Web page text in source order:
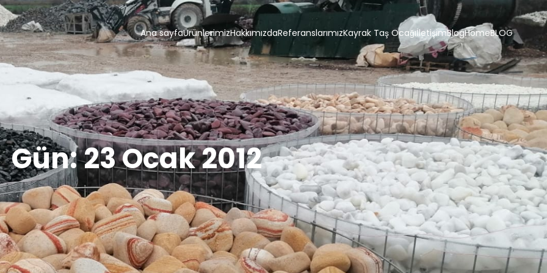
Ana sayfaÜrünlerimizHakkımızdaReferanslarımızKayrak Taş OcağıİletişimBlogHomeBLOG
Gün:23 Ocak 2012